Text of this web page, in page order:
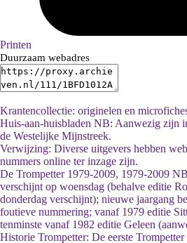
Printen
Duurzaam webadres
Krantencollectie: originelen en
Huis-aan-huisbladen NB: Aanwezig zijn
de Westelijke Mijnstreek.
Verwijzing: Diverse uitgevers hebben
nummers online ter inzage zijn.
De Trompetter 1979-2009, 1979-2009
verschijnt op woensdag (behalve editie
donderdag verschijnt); nieuwe jaargang
foutieve nummering; vanaf 1979 editie
tenminste vanaf 1982 editie Geleen
Historie Trompetter: De eerste